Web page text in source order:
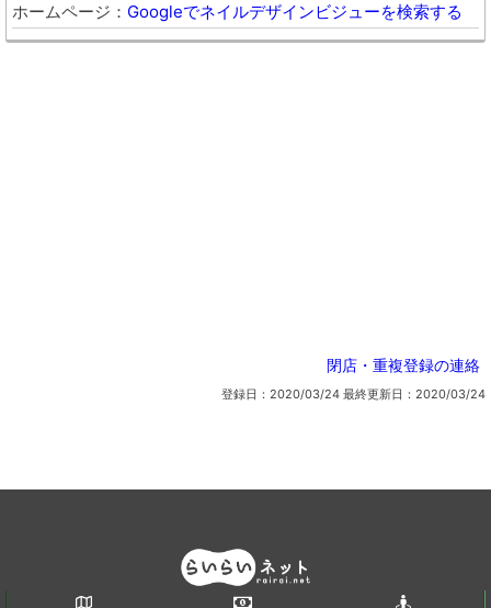
ホームページ
Googleでネイルデザインビジューを検索する
閉店・重複登録の連絡
登録日：2020/03/24 最終更新日：2020/03/24